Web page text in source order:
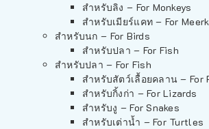
สำหรับลิง – For Monkeys
สำหรับเมียร์แคท – For
สำหรับนก – For Birds
สำหรับปลา – For Fish
สำหรับปลา – For Fish
สำหรับสัตว์เลื้อยคลาน – For
สำหรับกิ้งก่า – For Lizards
สำหรับงู – For Snakes
สำหรับเต่าน้ำ – For Turtles